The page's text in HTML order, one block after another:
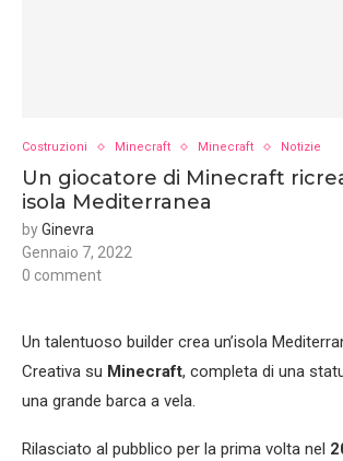
Costruzioni Minecraft Minecraft Notizie
Un giocatore di Minecraft
isola Mediterranea
byGinevra
Gennaio 7, 2022
0 comment
Un talentuoso builder crea un’isola
Creativa su Minecraft, completa di una
una grande barca a vela.
Rilasciato al pubblico per la prima volta nel